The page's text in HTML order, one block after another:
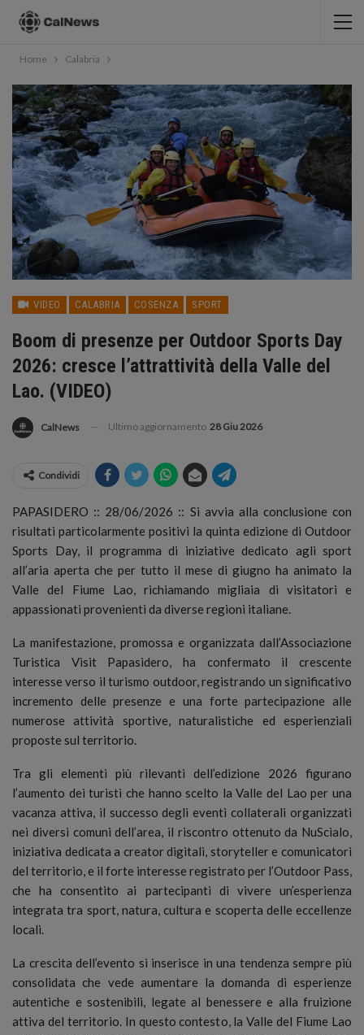
Home Calabria
VIDEO CALABRIA COSENZA SPORT
Boom di presenze per Outdoor Sports Day
2026: cresce l’attrattività della Valle del
Lao. (VIDEO)
CalNews Ultimo aggiornamento 28 Giu 2026
Condividi
PAPASIDERO :: 28/06/2026 :: Si avvia alla conclusione con
risultati particolarmente positivi la quinta edizione di Outdoor
Sports Day, il programma di iniziative dedicato agli sport
all’aria aperta che per tutto il mese di giugno ha animato la
Valle del Fiume Lao, richiamando migliaia di visitatori e
appassionati provenienti da diverse regioni italiane.
La manifestazione, promossa e organizzata dall’Associazione
Turistica Visit Papasidero, ha confermato il crescente
interesse verso il turismo outdoor, registrando un significativo
incremento delle presenze e una forte partecipazione alle
numerose attività sportive, naturalistiche ed esperienziali
proposte sul territorio.
Tra gli elementi più rilevanti dell’edizione 2026 figurano
l’aumento dei turisti che hanno scelto la Valle del Lao per una
vacanza attiva, il successo degli eventi collaterali organizzati
nei diversi comuni dell’area, il riscontro ottenuto da NuScialo,
iniziativa dedicata a creator digitali, storyteller e comunicatori
del territorio, e il forte interesse registrato per l’Outdoor Pass,
che ha consentito ai partecipanti di vivere un’esperienza
integrata tra sport, natura, cultura e scoperta delle eccellenze
locali.
La crescita dell’evento si inserisce in una tendenza sempre più
consolidata che vede aumentare la domanda di esperienze
autentiche e sostenibili, legate al benessere e alla fruizione
attiva del territorio. In questo contesto, la Valle del Fiume Lao